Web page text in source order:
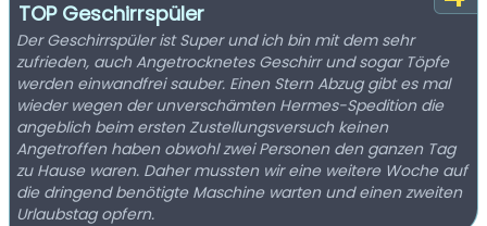
TOP Geschirrspüler
Der Geschirrspüler ist Super und ich bin mit dem sehr
zufrieden, auch Angetrocknetes Geschirr und sogar Töpfe
werden einwandfrei sauber. Einen Stern Abzug gibt es mal
wieder wegen der unverschämten Hermes-Spedition die
angeblich beim ersten Zustellungsversuch keinen
Angetroffen haben obwohl zwei Personen den ganzen Tag
zu Hause waren. Daher mussten wir eine weitere Woche auf
die dringend benötigte Maschine warten und einen zweiten
Urlaubstag opfern.